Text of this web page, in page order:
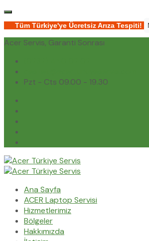
Tüm Türkiye'ye Ücretsiz Arıza Tespiti!
Acer Servis, Garanti Sonrası
Pzt - Cts 09.00 - 19.30
Ana Sayfa
ACER Laptop Servisi
Hizmetlerimiz
Bölgeler
Hakkımızda